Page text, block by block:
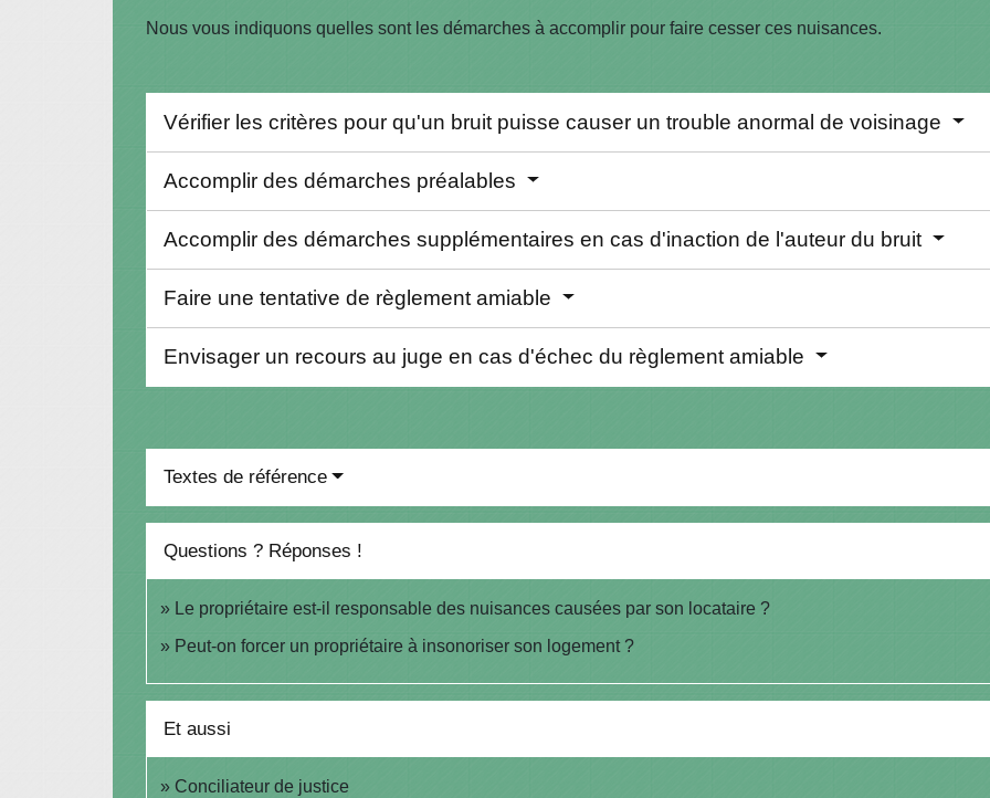
Nous vous indiquons quelles sont les démarches à accomplir pour faire cesser ces nuisances.
Vérifier les critères pour qu'un bruit puisse causer un trouble anormal de voisinage
Accomplir des démarches préalables
Accomplir des démarches supplémentaires en cas d'inaction de l'auteur du bruit
Faire une tentative de règlement amiable
Envisager un recours au juge en cas d'échec du règlement amiable
Textes de référence
Questions ? Réponses !
Le propriétaire est-il responsable des nuisances causées par son locataire ?
Peut-on forcer un propriétaire à insonoriser son logement ?
Et aussi
Conciliateur de justice